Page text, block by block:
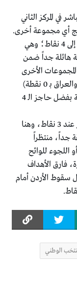
في المركز الثاني
يرفع رصيد “الخضر” إلى 4 نقاط؛ وهي
هائلة جداً ضمن
الأخرى
(مثل المجموعة I التي يتذيلها السنغال والعراق بـ 0 نقطة)
ستخدم الجزائر تلقائياً وتجعلها متفوقة بفضل حاجز الـ 4
يتجمد رصيد الجزائر عند 3 نقاط، وهنا
جداً، منتظراً
اللجوء للوائح
فارق الأهداف
سقوط الأردن أمام
الوطني